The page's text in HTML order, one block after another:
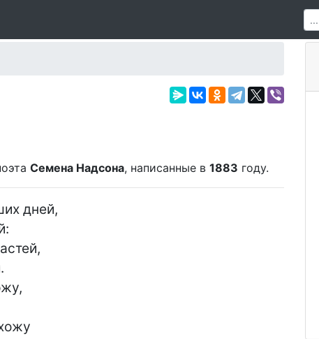
Семена Надсона, написанные в 1883 году.
дней,